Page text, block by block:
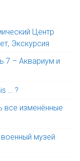
Центр
Экскурсия
7 – Аквариум и
… ?
все изменённые
музей